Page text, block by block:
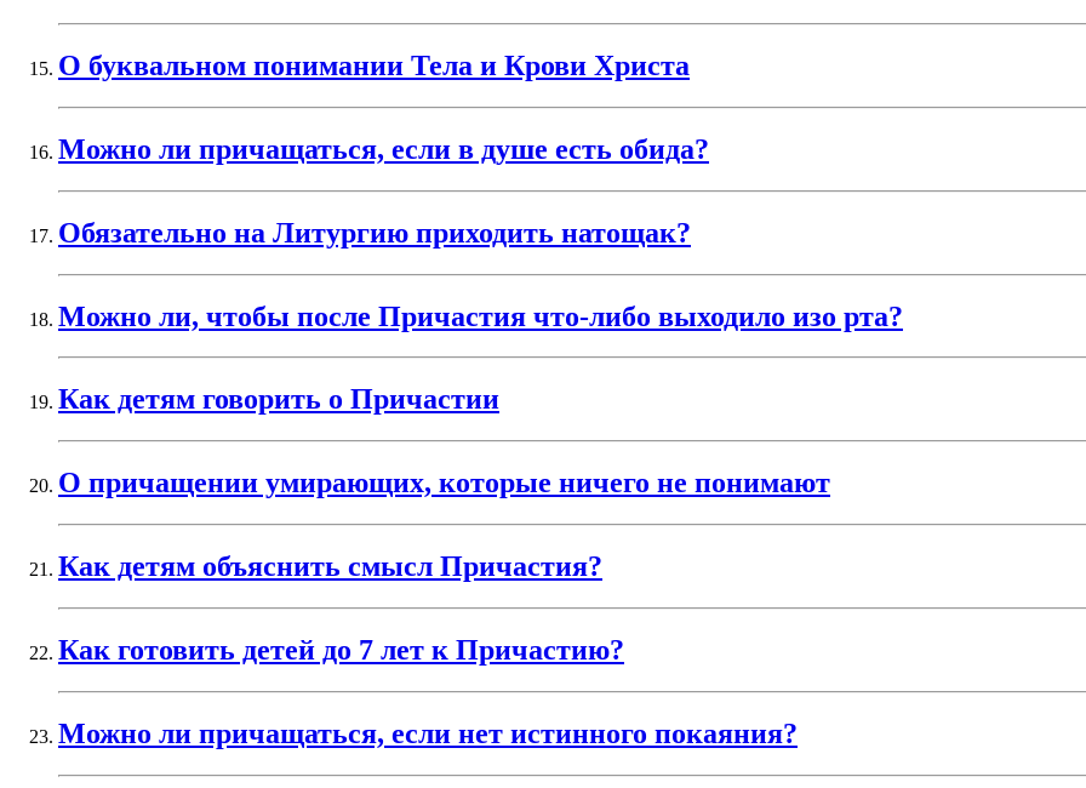
О буквальном понимании Тела и Крови Христа
Можно ли причащаться, если в душе есть обида?
Обязательно на Литургию приходить натощак?
Можно ли, чтобы после Причастия что-либо выходило изо рта?
Как детям говорить о Причастии
О причащении умирающих, которые ничего не понимают
Как детям объяснить смысл Причастия?
Как готовить детей до 7 лет к Причастию?
Можно ли причащаться, если нет истинного покаяния?